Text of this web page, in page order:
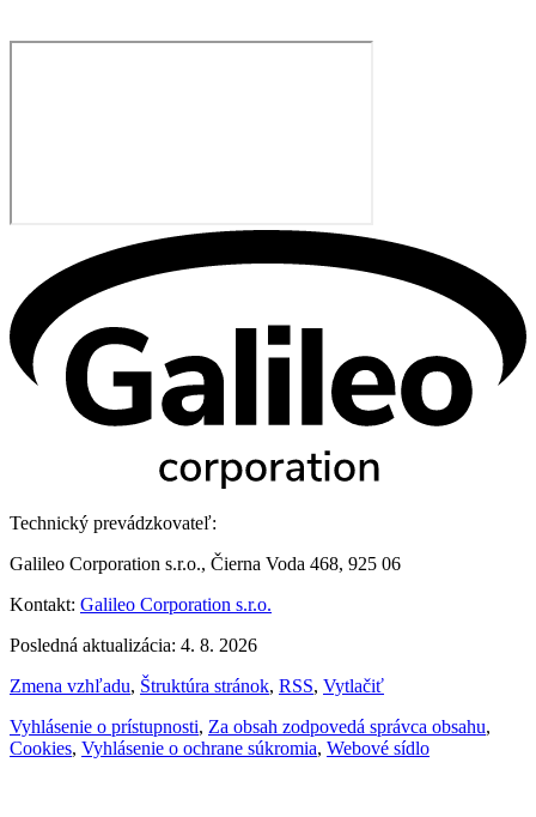
Technický prevádzkovateľ:
Galileo Corporation s.r.o., Čierna Voda 468, 925 06
Kontakt: Galileo Corporation s.r.o.
Posledná aktualizácia: 4. 8. 2026
Zmena vzhľadu, Štruktúra stránok, RSS, Vytlačiť
Vyhlásenie o prístupnosti, Za obsah zodpovedá správca obsahu,
Cookies, Vyhlásenie o ochrane súkromia, Webové sídlo